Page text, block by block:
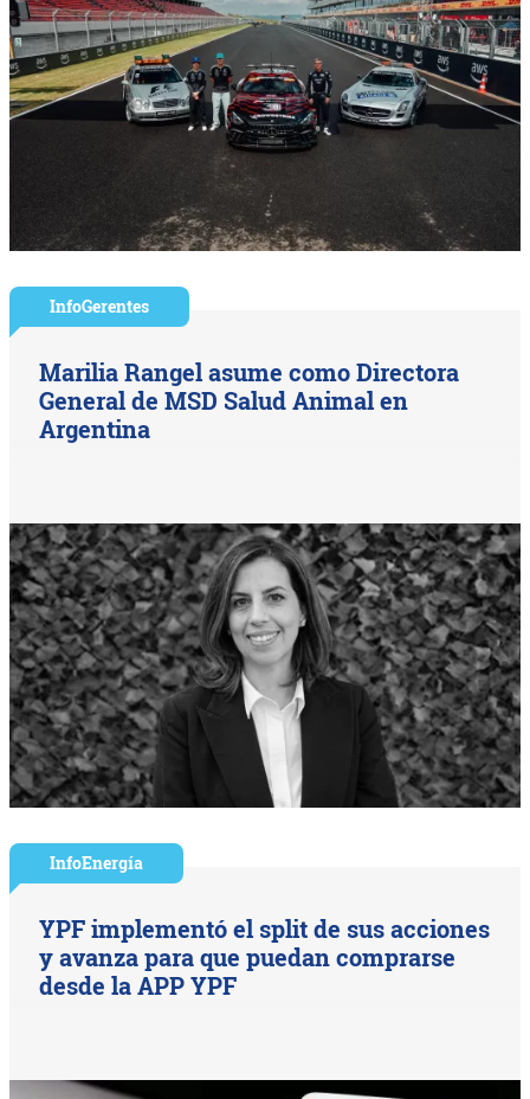
InfoGerentes
Marilia Rangel asume como Directora
General de MSD Salud Animal en
Argentina
InfoEnergía
YPF implementó el split de sus acciones
y avanza para que puedan comprarse
desde la APP YPF